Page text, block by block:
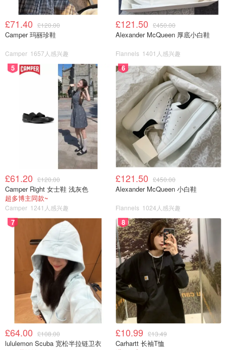
这些线索也会帮助你快速找到Toilet。
6. 咖啡/奶茶店
对于视咖啡如命的英国人来说，每个城市的大街小巷都充满
了星巴克、COSTA以及当地独具特色的多家咖啡小店。近
年来，奶茶也逐渐被爱吃甜食的英国人接纳，英国各大主要
城市都开设了多家奶茶店，深受留学生和当地人的喜爱。
温馨提醒：目前各家咖啡/奶茶店的卫生间大多数都设置了
Password，需要下单后才能解锁
图片来源于@North Wales Pioneer，版权属于原作者
如果实在找不到卫生间，大家也可以去咖啡或奶茶店买个咖
£71.40 £120.00
Camper 玛丽珍鞋
Camper 1657人感兴趣
£121.50 £450.00
Alexander McQueen 厚底小白鞋
Flannels 1401人感兴趣
5
£61.20 £120.00
Camper Right 女士鞋 浅灰色
超多博主同款~
Camper 1241人感兴趣
6
£121.50 £450.00
Alexander McQueen 小白鞋
Flannels 1024人感兴趣
7
£64.00 £108.00
lululemon Scuba 宽松半拉链卫衣
8
£10.99 £13.49
Carhartt 长袖T恤